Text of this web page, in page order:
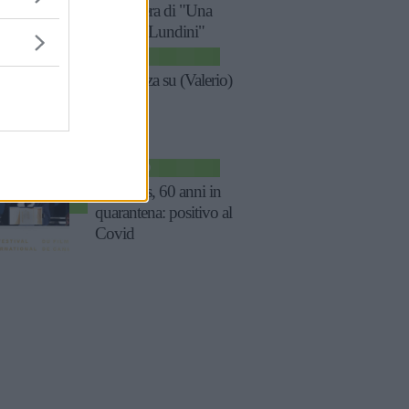
Buonasera di "Una
pezza di Lundini"
Una pezza su (Valerio)
SPETTACOLO
Banderas, 60 anni in
quarantena: positivo al
Covid